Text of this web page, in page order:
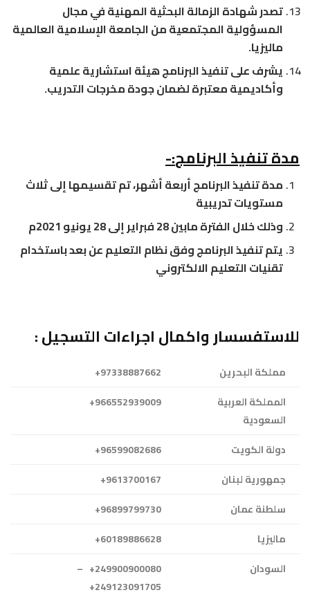
تصدر شهادة الزمالة البحثية المهنية في مجال
المسؤولية المجتمعية من الجامعة الإسلامية العالمية
ماليزيا.
يشرف على تنفيذ البرنامج هيئة استشارية علمية
وأكاديمية معتبرة لضمان جودة مخرجات التدريب.
مدة تنفيذ البرنامج:-
مدة تنفيذ البرنامج أربعة أشهر، تم تقسيمها إلى ثلاث
مستويات تدريبية
وذلك خلال الفترة مابين 28 فبراير إلى 28 يونيو 2021م
يتم تنفيذ البرنامج وفق نظام التعليم عن بعد باستخدام
تقنيات التعليم الالكتروني
للاستفسسار واكمال اجراءات التسجيل :
مملكة البحرين
97338887662+
المملكة العربية
السعودية
966552939009+
دولة الكويت
96599082686+
جمهورية لبنان
9613700167+
سلطنة عمان
96899799730+
ماليزيا
60189886628+
السودان
249900900080+ –
249123091705+